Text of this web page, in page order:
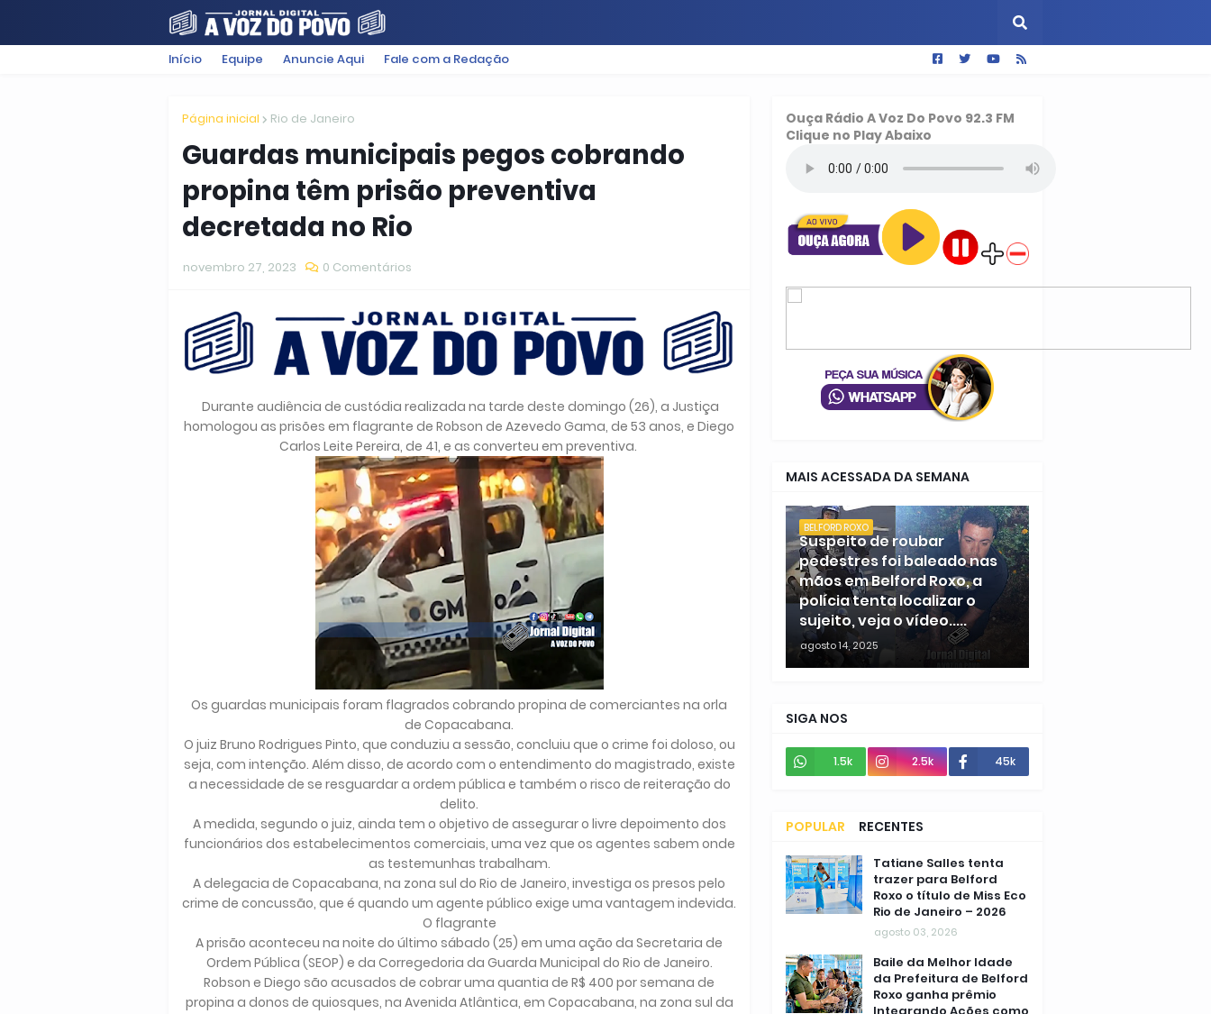
FILMES POLÍTICA SUGESTÕES BAIXADA
Início Equipe Anuncie Aqui Fale com a Redação
Página inicial Rio de Janeiro
Guardas municipais pegos cobrando
propina têm prisão preventiva
decretada no Rio
novembro 27, 2023 0 Comentários
Durante audiência de custódia realizada na tarde deste domingo (26), a Justiça
homologou as prisões em flagrante de Robson de Azevedo Gama, de 53 anos, e Diego
Carlos Leite Pereira, de 41, e as converteu em preventiva.
Os guardas municipais foram flagrados cobrando propina de comerciantes na orla
de Copacabana.
O juiz Bruno Rodrigues Pinto, que conduziu a sessão, concluiu que o crime foi doloso, ou
seja, com intenção. Além disso, de acordo com o entendimento do magistrado, existe
a necessidade de se resguardar a ordem pública e também o risco de reiteração do
delito.
A medida, segundo o juiz, ainda tem o objetivo de assegurar o livre depoimento dos
funcionários dos estabelecimentos comerciais, uma vez que os agentes sabem onde
as testemunhas trabalham.
A delegacia de Copacabana, na zona sul do Rio de Janeiro, investiga os presos pelo
crime de concussão, que é quando um agente público exige uma vantagem indevida.
O flagrante
A prisão aconteceu na noite do último sábado (25) em uma ação da Secretaria de
Ordem Pública (SEOP) e da Corregedoria da Guarda Municipal do Rio de Janeiro.
Robson e Diego são acusados de cobrar uma quantia de R$ 400 por semana de
propina a donos de quiosques, na Avenida Atlântica, em Copacabana, na zona sul da
Ouça Rádio A Voz Do Povo 92.3 FM
Clique no Play Abaixo
MAIS ACESSADA DA SEMANA
BELFORD ROXO
Suspeito de roubar
pedestres foi baleado nas
mãos em Belford Roxo, a
polícia tenta localizar o
sujeito, veja o vídeo.....
agosto 14, 2025
SIGA NOS
1.5k 2.5k 45k
POPULAR
RECENTES
COMENTÁRIOSTatiane Salles tenta
trazer para Belford
Roxo o título de Miss Eco
Rio de Janeiro – 2026
agosto 03, 2026
Baile da Melhor Idade
da Prefeitura de Belford
Roxo ganha prêmio